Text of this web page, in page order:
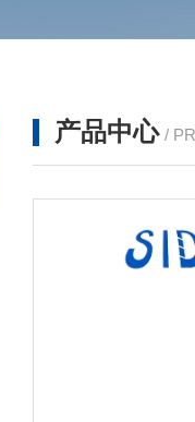
产品中心 /